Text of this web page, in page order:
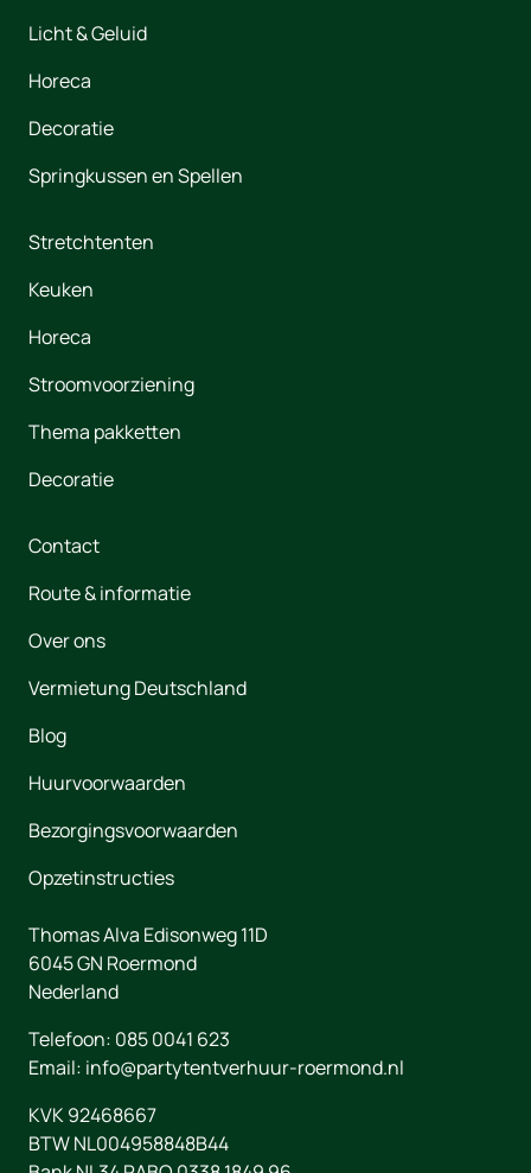
Licht & Geluid
Horeca
Decoratie
Springkussen en Spellen
Stretchtenten
Keuken
Horeca
Stroomvoorziening
Thema pakketten
Decoratie
Contact
Route & informatie
Over ons
Vermietung Deutschland
Blog
Huurvoorwaarden
Bezorgingsvoorwaarden
Opzetinstructies
Thomas Alva Edisonweg 11D
6045 GN Roermond
Nederland
Telefoon: 085 0041 623
Email: info@partytentverhuur-roermond.nl
KVK 92468667
BTW NL004958848B44